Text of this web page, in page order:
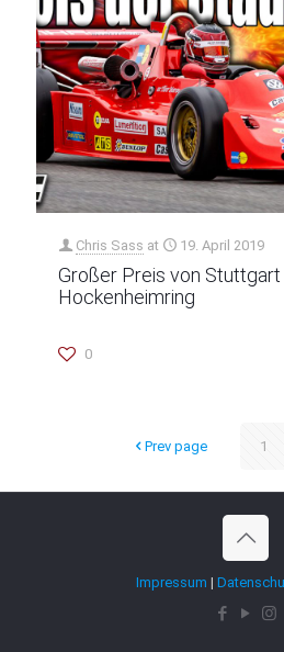
Chris Sass at 19. April 2019
Großer Preis von Stuttgart
Hockenheimring
0
Prev page 1
Impressum |